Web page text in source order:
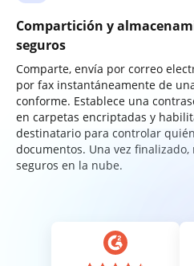
Compartición y
seguros
Comparte, envía por correo
por fax instantáneamente de
conforme. Establece una
en carpetas encriptadas y
destinatario para controlar
documentos. Una vez
seguros en la nube.